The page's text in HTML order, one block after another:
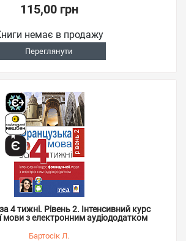
115,00 грн
немає в продажу
Переглянути
4 тижні. Рівень 2. Інтенсивний курс
мови з електронним аудіододатком
Бартосік Л.